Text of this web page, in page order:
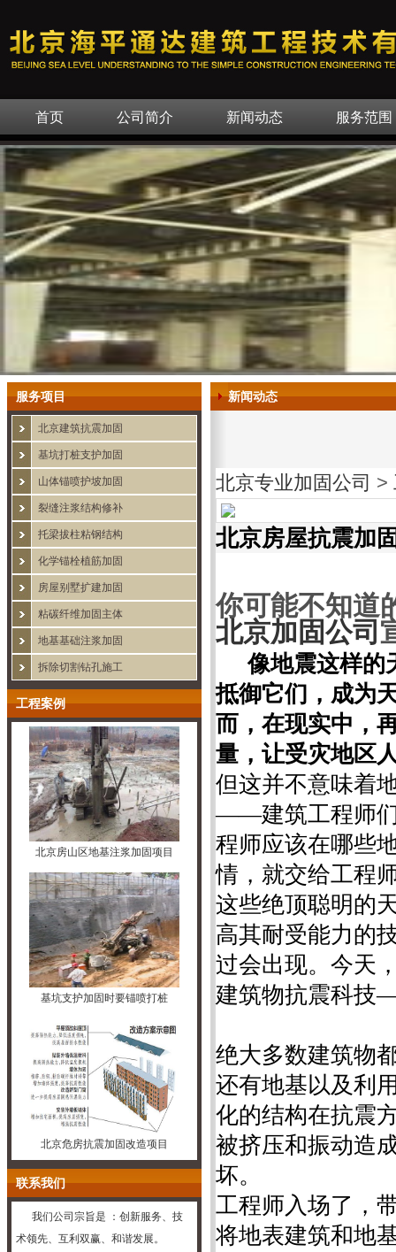
首页 公司简介 新闻动态 服务范围
服务项目
北京建筑抗震加固
基坑打桩支护加固
山体锚喷护坡加固
裂缝注浆结构修补
托梁拔柱粘钢结构
化学锚栓植筋加固
房屋别墅扩建加固
粘碳纤维加固主体
地基基础注浆加固
拆除切割钻孔施工
工程案例
北京房山区地基注浆加固项目
基坑支护加固时要锚喷打桩
北京危房抗震加固改造项目
联系我们
我们公司宗旨是 ：创新服务、技
术领先、互利双赢、和谐发展。
新闻动态
北京专业加固公司 >
北京房屋抗震加
你可能不知道
北京加固公司
像地震这样的
抵御它们，成为
而，在现实中，
量，让受灾地区
但这并不意味着
——建筑工程师
程师应该在哪些
情，就交给工程
这些绝顶聪明的
高其耐受能力的
过会出现。今天
建筑物抗震科技
绝大多数建筑物
还有地基以及利
化的结构在抗震
被挤压和振动造
坏。
工程师入场了，
将地表建筑和地